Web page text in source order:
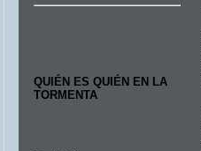
QUIÉN ES QUIÉN EN LA
TORMENTA